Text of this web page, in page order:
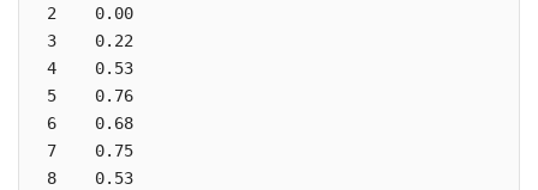
2    0.00
3    0.22
4    0.53
5    0.76
6    0.68
7    0.75
8    0.53